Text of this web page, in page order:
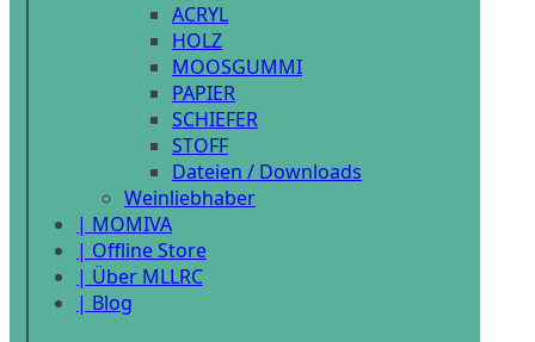
ACRYL
HOLZ
MOOSGUMMI
PAPIER
SCHIEFER
STOFF
Dateien / Downloads
Weinliebhaber
| MOMIVA
| Offline Store
| Über MLLRC
| Blog